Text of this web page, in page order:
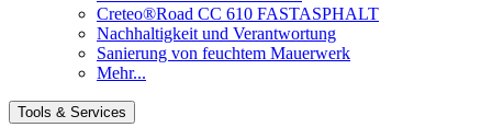
Creteo®Road CC 610 FASTASPHALT
Nachhaltigkeit und Verantwortung
Sanierung von feuchtem Mauerwerk
Mehr...
Tools & Services